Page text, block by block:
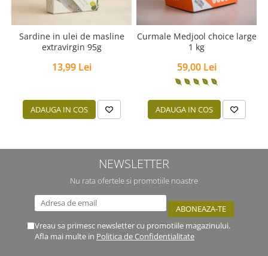
Sardine in ulei de masline
extravirgin 95g
13,99 Lei
ADAUGA IN COS
Curmale Medjool choice large
1 kg
59,00 Lei
ADAUGA IN COS
NEWSLETTER
Nu rata ofertele si promotiile noastre
Vreau sa primesc newsletter cu promotiile magazinului.
Afla mai multe in Politica de Confidentialitate